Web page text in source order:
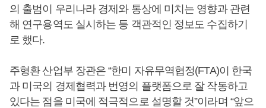
의 출범이 우리나라 경제와 통상에 미치는 영향과 관련
해 연구용역도 실시하는 등 객관적인 정보도 수집하기
로 했다.
주형환 산업부 장관은 “한미 자유무역협정(FTA)이 한국
과 미국의 경제협력과 번영의 플랫폼으로 잘 작동하고
있다는 점을 미국에 적극적으로 설명할 것”이라며 “앞으